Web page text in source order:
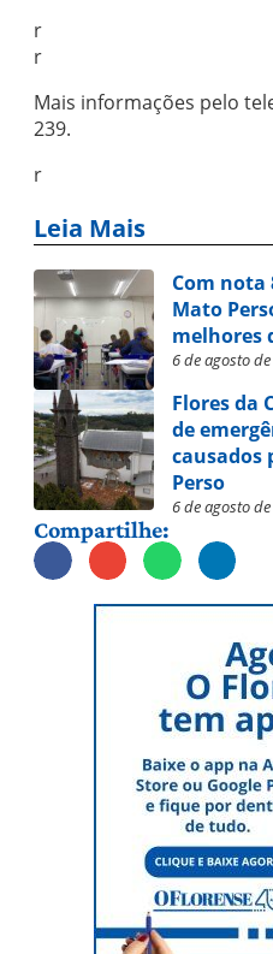
r
r
Mais informações pelo
239.
r
Leia Mais
Com nota
Mato
melhores
6 de agosto
Flores da
de
causados
Perso
6 de agosto
Compartilhe: